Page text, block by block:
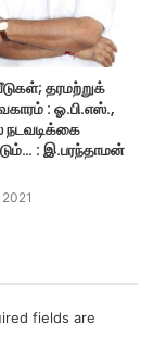
தரமற்றுக்
: ஓ.பி.எஸ்.,
நடவடிக்கை
: இ.பரந்தாமன்
fields are